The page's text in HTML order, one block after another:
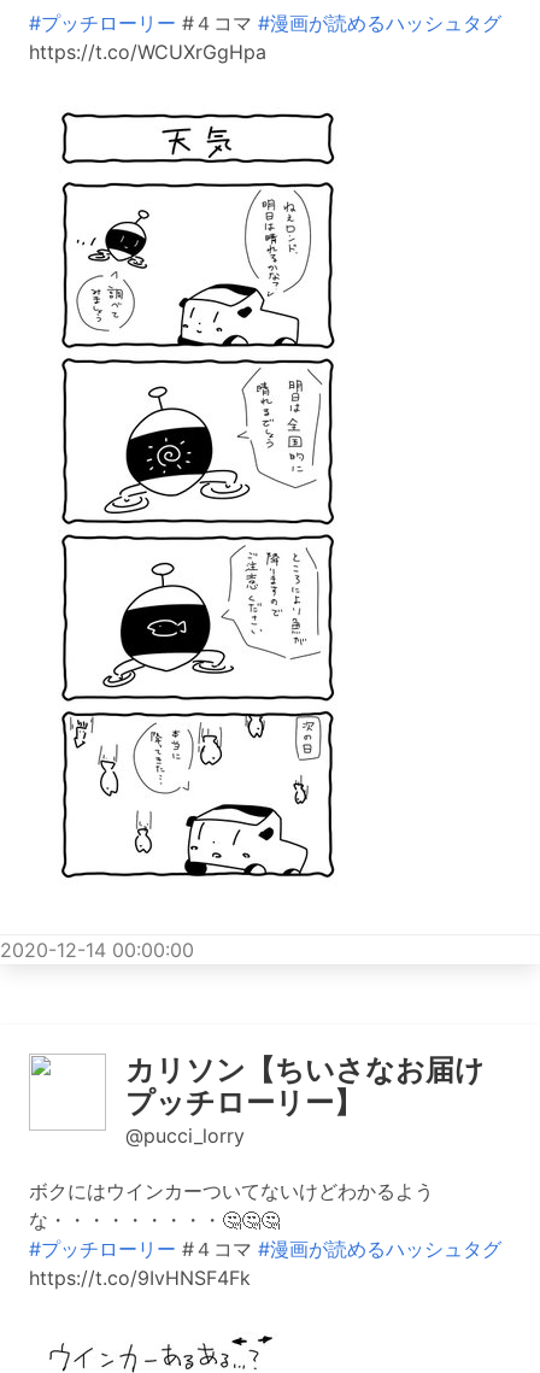
#プッチローリー #４コマ #漫画が読めるハッシュタグ
https://t.co/WCUXrGgHpa
2020-12-14 00:00:00
カリソン【ちいさなお届け
プッチローリー】
@pucci_lorry
ボクにはウインカーついてないけどわかるよう
な・・・・・・・・・🤔🤔🤔
#プッチローリー #４コマ #漫画が読めるハッシュタグ
https://t.co/9IvHNSF4Fk